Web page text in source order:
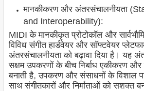
मानकीकरण और अंतरसंचालनीयता
and Interoperability):
MIDI के मानकीकृत प्रोटोकॉल और
विविध संगीत हार्डवेयर और सॉफ्टवेयर
अंतरसंचालनीयता को बढ़ावा दिया है। यह
सक्षम उपकरणों के बीच निर्बाध एकीकरण और
बनाती है, उपकरण और संसाधनों के विशाल
साथ संगीतकारों और निर्माताओं को सशक्त